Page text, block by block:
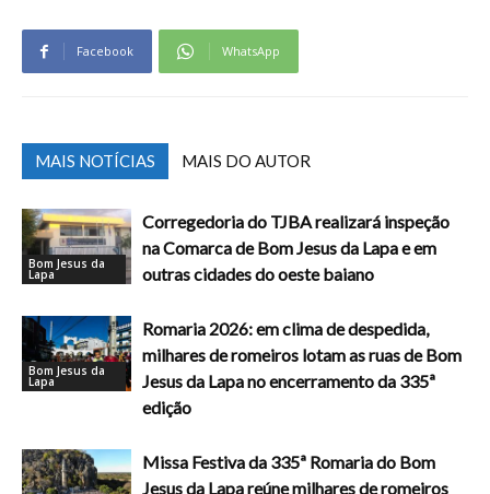
Facebook WhatsApp
MAIS NOTÍCIAS MAIS DO AUTOR
Bom Jesus da
Lapa
Corregedoria do TJBA realizará inspeção
na Comarca de Bom Jesus da Lapa e em
outras cidades do oeste baiano
Bom Jesus da
Lapa
Romaria 2026: em clima de despedida,
milhares de romeiros lotam as ruas de Bom
Jesus da Lapa no encerramento da 335ª
edição
Missa Festiva da 335ª Romaria do Bom
Jesus da Lapa reúne milhares de romeiros